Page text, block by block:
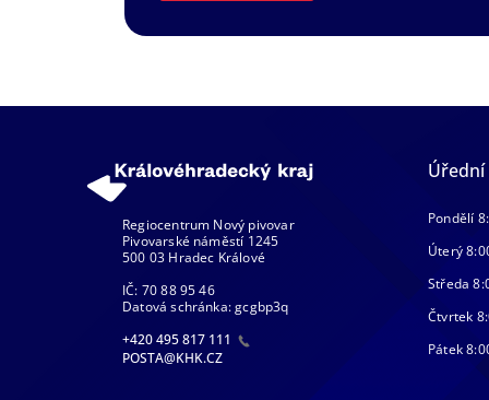
Regiocentrum Nový pivovar
Pivovarské náměstí 1245
500 03 Hradec Králové
IČ: 70 88 95 46
Datová schránka: gcgbp3q
+420 495 817 111
POSTA@KHK.CZ
Pondělí
Úterý
Středa
Čtvrtek
Pátek